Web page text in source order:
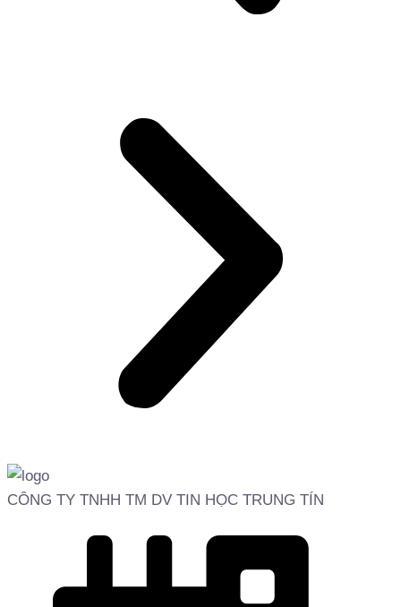
CÔNG TY TNHH TM DV TIN HỌC TRUNG TÍN